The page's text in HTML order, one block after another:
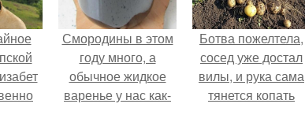
Смородины в этом
году много, а
обычное жидкое
варенье у нас как-
Ботва пожелтела,
сосед уже достал
вилы, и рука сама
тянется копать